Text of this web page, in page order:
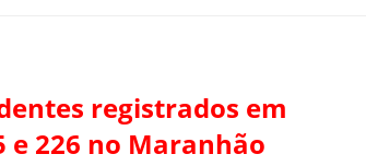
registrados em
e 226 no Maranhão